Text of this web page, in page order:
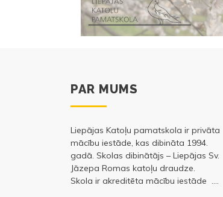
PAR MUMS
Liepājas Katoļu pamatskola ir privāta
mācību iestāde, kas dibināta 1994.
gadā. Skolas dibinātājs – Liepājas Sv.
Jāzepa Romas katoļu draudze.
Skola ir akreditēta mācību iestāde ….